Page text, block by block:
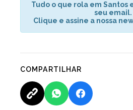
Tudo o que rola em Santos
seu email.
Clique e assine a nossa
COMPARTILHAR